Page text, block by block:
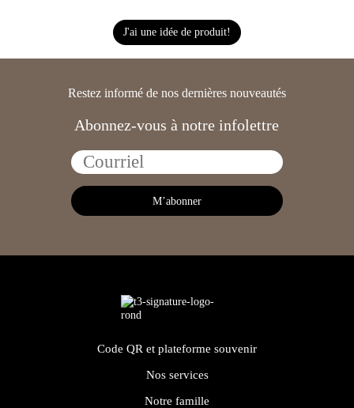
J'ai une idée de produit!
Restez informé de nos dernières nouveautés
Abonnez-vous à notre infolettre
Code QR et plateforme souvenir
Nos services
Notre famille